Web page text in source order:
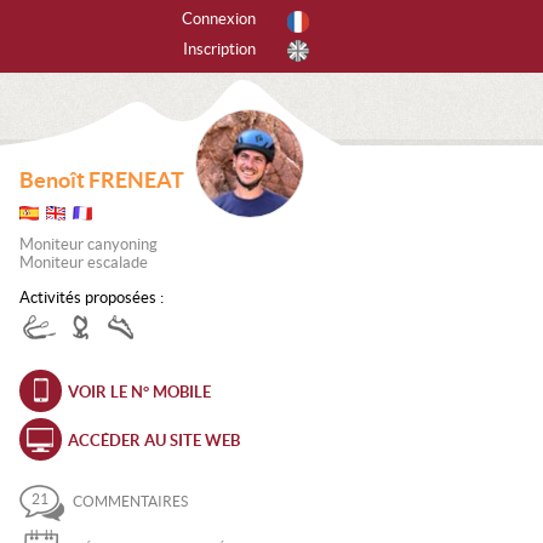
les activités
DE GLACE
Connexion
Inscription
Benoît FRENEAT
Moniteur canyoning
Moniteur escalade
Activités proposées :
VOIR LE N° MOBILE
ACCÉDER AU SITE WEB
21 COMMENTAIRES